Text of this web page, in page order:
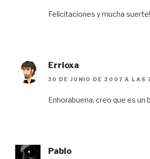
Felicitaciones y mucha
Errioxa
30 DE JUNIO DE 2007 A LAS
Enhorabuena, creo que es un
Pablo